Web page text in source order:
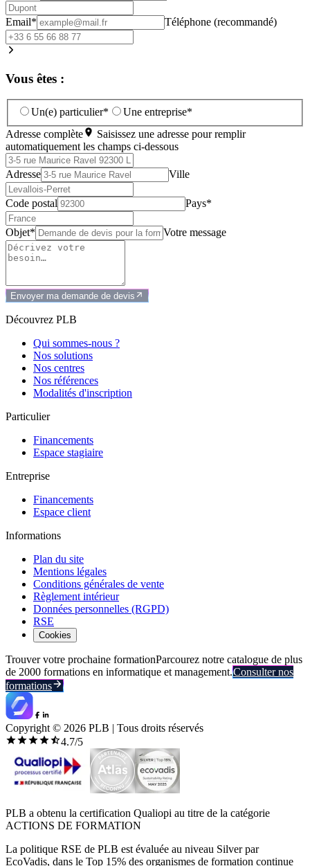
Email* Téléphone (recommandé)
Vous êtes :
Un(e) particulier*
Une entreprise*
Adresse complète
Saisissez une adresse pour remplir
automatiquement les champs ci-dessous
Adresse Ville
Code postal Pays*
Objet* Votre message
Envoyer ma demande de devis
Découvrez PLB
Qui sommes-nous ?
Nos solutions
Nos centres
Nos références
Modalités d'inscription
Particulier
Financements
Espace stagiaire
Entreprise
Financements
Espace client
Informations
Plan du site
Mentions légales
Conditions générales de vente
Règlement intérieur
Données personnelles (RGPD)
RSE
Cookies
Trouver votre prochaine formationParcourez notre catalogue de plus
de 2000 formations en informatique et management.Consulter nos
formations
Copyright © 2026 PLB | Tous droits réservés
4.7/5
PLB a obtenu la certification Qualiopi au titre de la catégorie
ACTIONS DE FORMATION
La politique RSE de PLB est évaluée au niveau Silver par
EcoVadis, dans le Top 15% des organismes de formation continue